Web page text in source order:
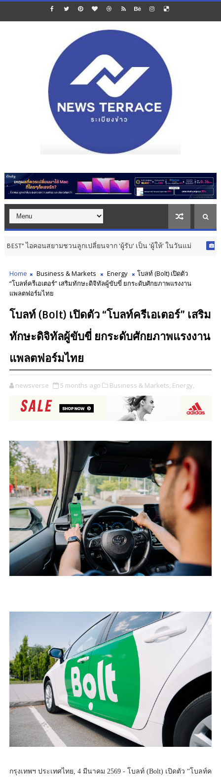
ไอคอนสยามชวนลูกเปลี่ยนจาก ‘ผู้รับ’ เป็น ‘ผู้ให้’ ในวันแม่ BUSINESS &
Home Business & Markets Energy
โบลท์ (Bolt) เปิดตัว
“โบลท์ครีเอเตอร์” เสริมทักษะดิจิทัลผู้ขับขี่ ยกระดับศักยภาพแรงงาน
แพลตฟอร์มไทย
โบลท์ (Bolt) เปิดตัว “โบลท์ครีเอเตอร์” เสริม
ทักษะดิจิทัลผู้ขับขี่ ยกระดับศักยภาพแรงงาน
แพลตฟอร์มไทย
newsverse 5 months ago Business & Markets, Energy,
กรุงเทพฯ ประเทศไทย, 4 มีนาคม 2569 - โบลท์ (Bolt) เปิดตัว “โบลท์ค